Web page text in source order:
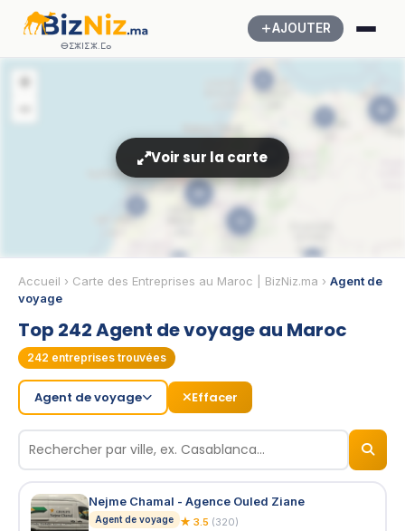
ⴱⵉⵣⵏⵉⵣ.ⵎⴰ
AJOUTER
Accueil › Carte des Entreprises au Maroc | BizNiz.ma › Agent de
voyage
Top 242 Agent de voyage au Maroc
242 entreprises trouvées
Agent de voyage Effacer
Nejme Chamal - Agence Ouled Ziane
Agent de voyage ★ 3.5 (320)
🏢
10
8
16
8
22
29
+
−
BizNiz.ma
Voir sur la carte